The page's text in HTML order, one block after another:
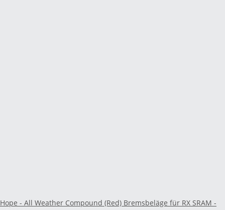
Hope - All Weather Compound (Red) Bremsbeläge für RX SRAM -